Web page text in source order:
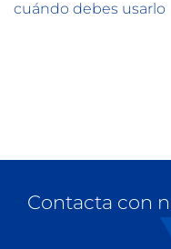
cuándo debes usarlo
Contacta con